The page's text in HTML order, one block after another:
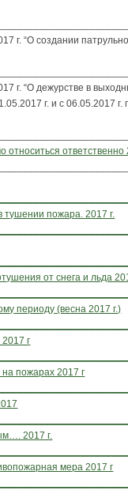
г. “О создании
г. “О дежурстве в
г. и с 06.05.2017 г.
относиться ответственно
тушении пожара. 2017 г.
от снега и льда
периоду (весна 2017 г.)
г
пожарах 2017 г
2017 г.
мера 2017 г